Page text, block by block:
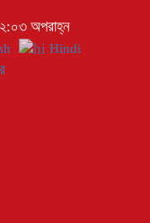
অপরাহ্ন
Hindi